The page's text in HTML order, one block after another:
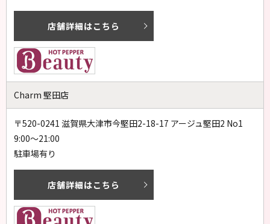
店舗詳細はこちら
Charm 堅田店
〒520-0241 滋賀県大津市今堅田2-18-17 アージュ堅田2 No1
9:00～21:00
駐車場有り
店舗詳細はこちら